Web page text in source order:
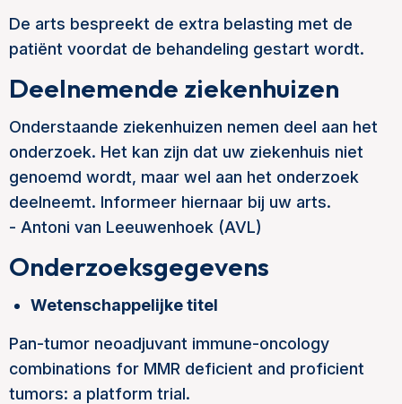
De arts bespreekt de extra belasting met de
patiënt voordat de behandeling gestart wordt.
Deelnemende ziekenhuizen
Onderstaande ziekenhuizen nemen deel aan het
onderzoek. Het kan zijn dat uw ziekenhuis niet
genoemd wordt, maar wel aan het onderzoek
deelneemt. Informeer hiernaar bij uw arts.
- Antoni van Leeuwenhoek (AVL)
Onderzoeksgegevens
Wetenschappelijke titel
Pan-tumor neoadjuvant immune-oncology
combinations for MMR deficient and proficient
tumors: a platform trial.